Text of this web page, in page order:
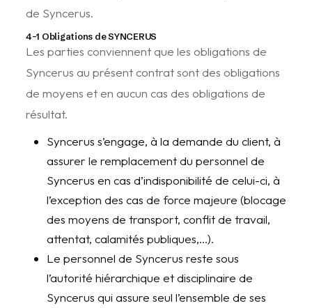
de Syncerus.
4-1 Obligations de SYNCERUS
Les parties conviennent que les obligations de
Syncerus au présent contrat sont des obligations
de moyens et en aucun cas des obligations de
résultat.
Syncerus s’engage, à la demande du client, à
assurer le remplacement du personnel de
Syncerus en cas d’indisponibilité de celui-ci, à
l’exception des cas de force majeure (blocage
des moyens de transport, conflit de travail,
attentat, calamités publiques,…).
Le personnel de Syncerus reste sous
l’autorité hiérarchique et disciplinaire de
Syncerus qui assure seul l’ensemble de ses